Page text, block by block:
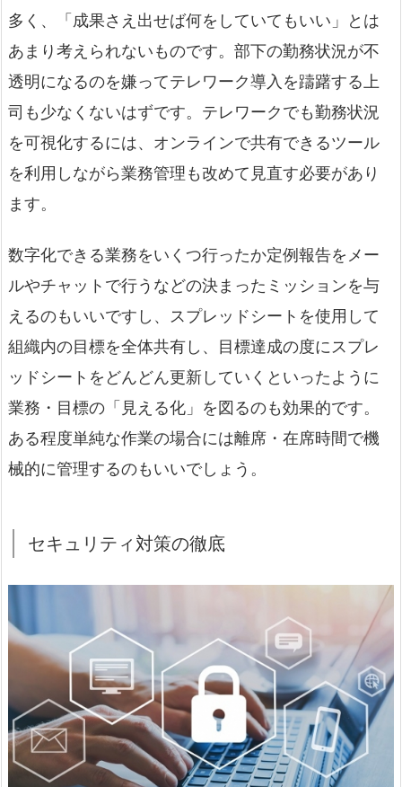
多く、「成果さえ出せば何をしていてもいい」とは
あまり考えられないものです。部下の勤務状況が不
透明になるのを嫌ってテレワーク導入を躊躇する上
司も少なくないはずです。テレワークでも勤務状況
を可視化するには、オンラインで共有できるツール
を利用しながら業務管理も改めて見直す必要があり
ます。
数字化できる業務をいくつ行ったか定例報告をメー
ルやチャットで行うなどの決まったミッションを与
えるのもいいですし、スプレッドシートを使用して
組織内の目標を全体共有し、目標達成の度にスプレ
ッドシートをどんどん更新していくといったように
業務・目標の「見える化」を図るのも効果的です。
ある程度単純な作業の場合には離席・在席時間で機
械的に管理するのもいいでしょう。
セキュリティ対策の徹底